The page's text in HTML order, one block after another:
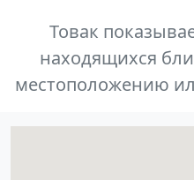
Товак
находящихся
местоположению